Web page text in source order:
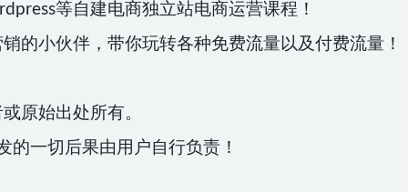
等自建电商独立站电商运营课程！
的小伙伴，带你玩转各种免费流量以及付费流量！
原始出处所有。
一切后果由用户自行负责！